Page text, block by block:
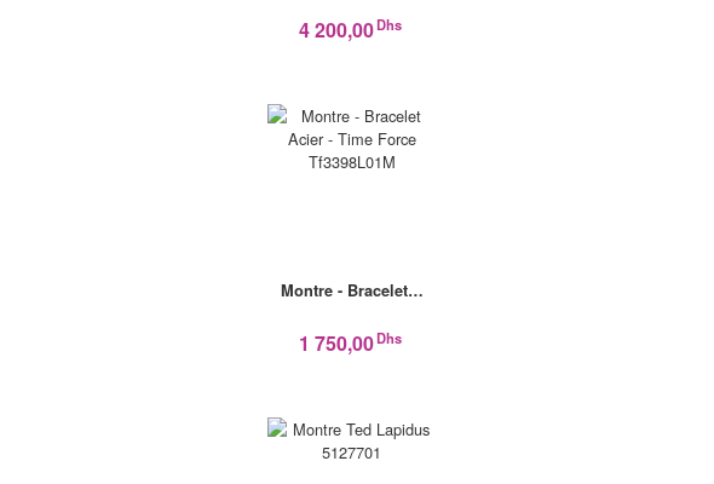
4 200,00Dhs
Montre - Bracelet…
1 750,00Dhs